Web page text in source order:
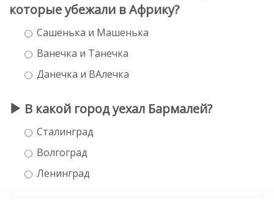
которые убежали в Африку?
Сашенька и Машенька
Ванечка и Танечка
Данечка и ВАлечка
В какой город уехал Бармалей?
Сталинград
Волгоград
Ленинград